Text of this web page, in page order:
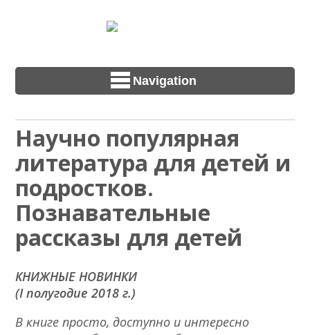
Navigation
Научно популярная
литература для детей и
подростков.
Познавательные
рассказы для детей
КНИЖНЫЕ НОВИНКИ
(I полугодие 2018 г.)
В книге просто, доступно и интересно